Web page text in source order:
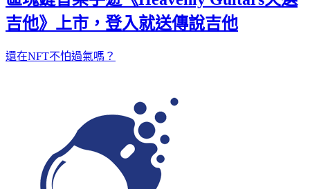
吉他》上市，登入就送傳說吉他
還在NFT不怕過氣嗎？